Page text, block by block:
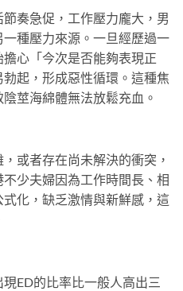
奏急促，工作壓力龐大，男
種壓力來源。一旦經歷過一
心「今次是否能夠表現正
起，形成惡性循環。這種焦
莖海綿體無法放鬆充血。
或者存在尚未解決的衝突，
少夫婦因為工作時間長、相
化，缺乏激情與新鮮感，這
ED的比率比一般人高出三